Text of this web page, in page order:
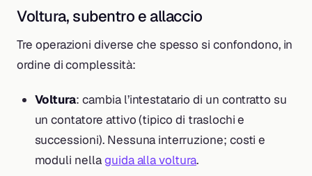
Voltura, subentro e allaccio
Tre operazioni diverse che spesso si confondono, in
ordine di complessità:
Voltura: cambia l’intestatario di un contratto su
un contatore attivo (tipico di traslochi e
successioni). Nessuna interruzione; costi e
moduli nellaguida alla voltura.